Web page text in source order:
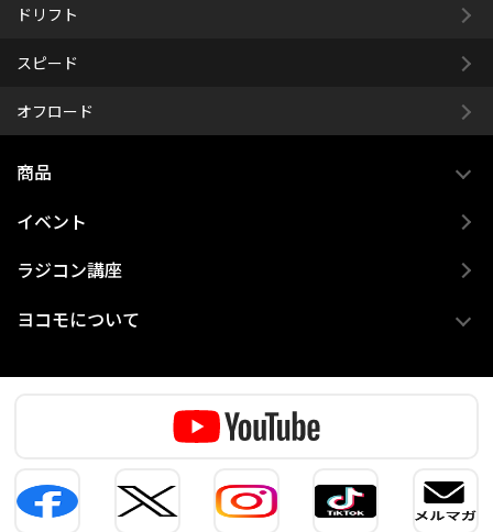
ドリフト
スピード
オフロード
商品
イベント
ラジコン講座
ヨコモについて